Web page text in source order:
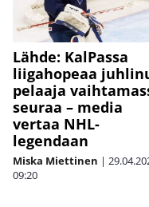
Lähde: KalPassa
liigahopeaa
pelaaja
seuraa – media
vertaa NHL-
legendaan
Miska Miettinen |
09:20